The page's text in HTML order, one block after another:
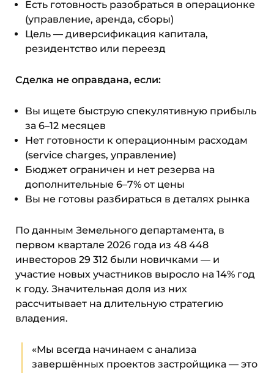
Есть готовность разобраться в операционке
(управление, аренда, сборы)
Цель — диверсификация капитала,
резидентство или переезд
Сделка не оправдана, если:
Вы ищете быструю спекулятивную прибыль
за 6–12 месяцев
Нет готовности к операционным расходам
(service charges, управление)
Бюджет ограничен и нет резерва на
дополнительные 6–7% от цены
Вы не готовы разбираться в деталях рынка
По данным Земельного департамента, в
первом квартале 2026 года из 48 448
инвесторов 29 312 были новичками — и
участие новых участников выросло на 14% год
к году. Значительная доля из них
рассчитывает на длительную стратегию
владения.
«Мы всегда начинаем с анализа
завершённых проектов застройщика — это